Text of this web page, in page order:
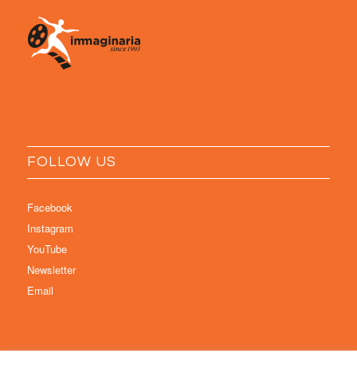
FOLLOW US
Facebook
Instagram
YouTube
Newsletter
Email